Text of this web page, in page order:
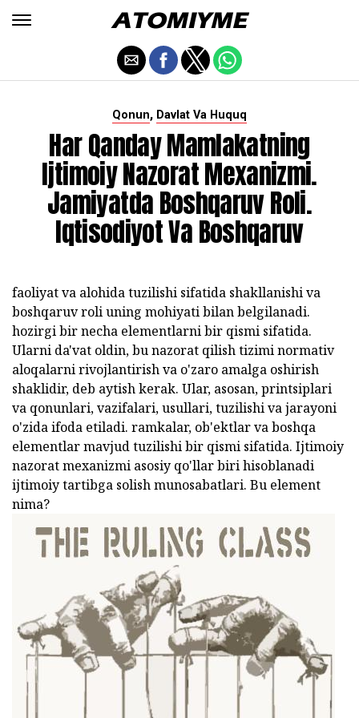
Qonun, Davlat Va Huquq
Har Qanday Mamlakatning
Ijtimoiy Nazorat Mexanizmi.
Jamiyatda Boshqaruv Roli.
Iqtisodiyot Va Boshqaruv
faoliyat va alohida tuzilishi sifatida shakllanishi va
boshqaruv roli uning mohiyati bilan belgilanadi.
hozirgi bir necha elementlarni bir qismi sifatida.
Ularni da'vat oldin, bu nazorat qilish tizimi normativ
aloqalarni rivojlantirish va o'zaro amalga oshirish
shaklidir, deb aytish kerak. Ular, asosan, printsiplari
va qonunlari, vazifalari, usullari, tuzilishi va jarayoni
o'zida ifoda etiladi. ramkalar, ob'ektlar va boshqa
elementlar mavjud tuzilishi bir qismi sifatida. Ijtimoiy
nazorat mexanizmi asosiy qo'llar biri hisoblanadi
ijtimoiy tartibga solish munosabatlari. Bu element
nima?